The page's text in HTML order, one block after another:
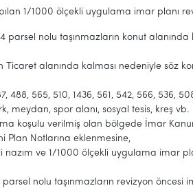
1/1000 ölçekli uygulama imar planı
parsel nolu taşınmazların konut
Ticaret alanında kalması nedeniyle söz
488, 565, 510, 1436, 561, 542, 566, 536,
meydan, spor alanı, sosyal tesis, kreş
koşulu verilmiş olan bölgede İmar
Plan Notlarına eklenmesine,
ve 1/1000 ölçekli uygulama imar
parsel nolu taşınmazların revizyon